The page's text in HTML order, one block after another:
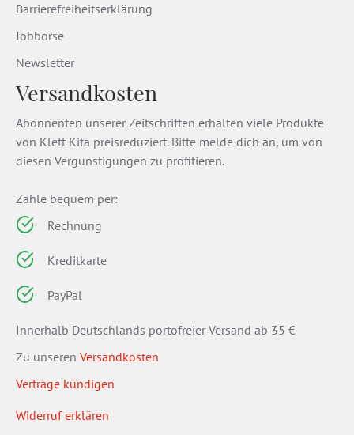
Barrierefreiheitserklärung
Jobbörse
Newsletter
Versandkosten
Abonnenten unserer Zeitschriften erhalten viele Produkte
von Klett Kita preisreduziert. Bitte melde dich an, um von
diesen Vergünstigungen zu profitieren.
Zahle bequem per:
Rechnung
Kreditkarte
PayPal
Innerhalb Deutschlands portofreier Versand ab 35 €
Zu unseren Versandkosten
Verträge kündigen
Widerruf erklären